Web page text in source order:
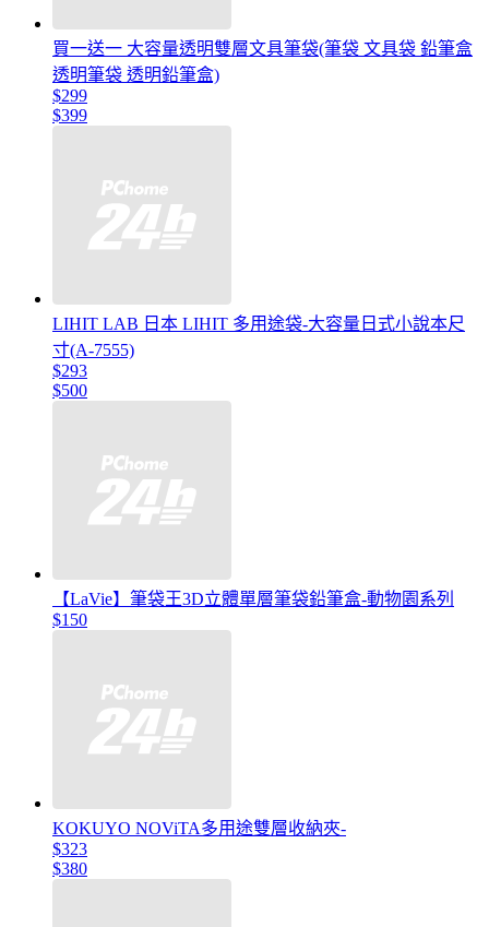
買一送一 大容量透明雙層文具筆袋(筆袋 文具袋 鉛筆盒
透明筆袋 透明鉛筆盒)
$299
$399
LIHIT LAB 日本 LIHIT 多用途袋-大容量日式小說本尺
寸(A-7555)
$293
$500
【LaVie】筆袋王3D立體單層筆袋鉛筆盒-動物園系列
$150
KOKUYO NOViTA多用途雙層收納夾-
$323
$380